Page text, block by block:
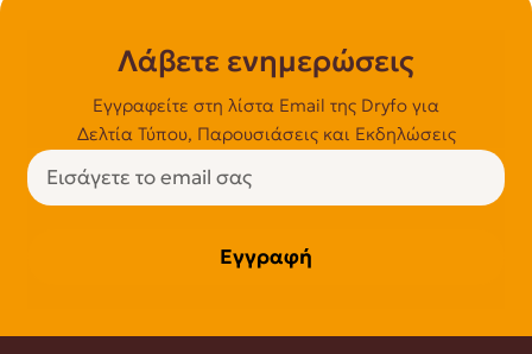
Λάβετε ενημερώσεις
Εγγραφείτε στη λίστα Email της Dryfo για
Δελτία Τύπου, Παρουσιάσεις και Εκδηλώσεις
Εγγραφή